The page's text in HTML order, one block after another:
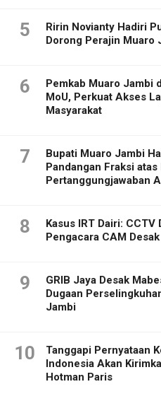
5
Ririn Novianty Hadiri
Dorong Perajin Muaro
6
Pemkab Muaro Jambi
MoU, Perkuat Akses
Masyarakat
7
Bupati Muaro Jambi
Pandangan Fraksi
Pertanggungjawaban
8
Kasus IRT Dairi:
Pengacara CAM
9
GRIB Jaya Desak
Dugaan
Jambi
10
Tanggapi Pernyataan
Indonesia Akan
Hotman Paris